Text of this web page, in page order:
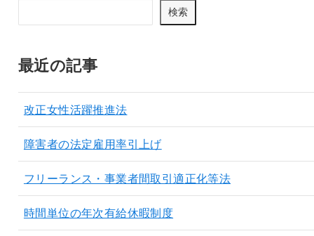
検索
最近の記事
改正女性活躍推進法
障害者の法定雇用率引上げ
フリーランス・事業者間取引適正化等法
時間単位の年次有給休暇制度